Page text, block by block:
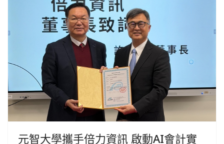
元智大學攜手倍力資訊 啟動AI會計實